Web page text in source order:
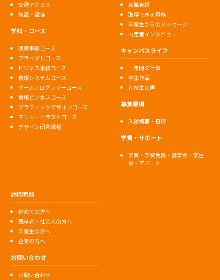
交通アクセス
施設・設備
学科・コース
医療事務コース
ブライダルコース
ビジネス事務コース
情報システムコース
ゲームプログラマーコース
情報ビジネスコース
グラフィックデザインコース
マンガ・イラストコース
デザイン研究課程
就職実績
取得できる資格
卒業生からのメッセージ
内定者インタビュー
キャンパスライフ
一年間の行事
学生作品
在校生の声
募集要項
入試概要・日程
学費・サポート
学費・学費免除・奨学金・学生
寮・アパート
訪問者別
初めての方へ
既卒者・社会人の方へ
卒業生の方へ
企業の方へ
お問い合わせ
お問い合わせ